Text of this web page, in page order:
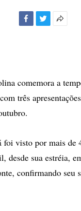
comemora a
três
foi visto por mais de
desde sua estréia,
confirmando seu